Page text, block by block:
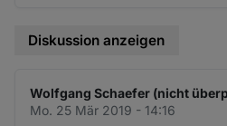
Diskussion anzeigen
Wolfgang Schaefer (nicht
Mo. 25 Mär 2019 - 14:16